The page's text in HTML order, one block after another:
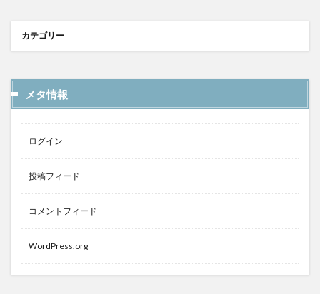
カテゴリー
メタ情報
ログイン
投稿フィード
コメントフィード
WordPress.org